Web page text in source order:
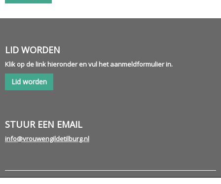
LID WORDEN
Klik op de link hieronder en vul het aanmeldformulier in.
Lid worden
STUUR EEN EMAIL
ofni@vrouwengildetilburg.nl